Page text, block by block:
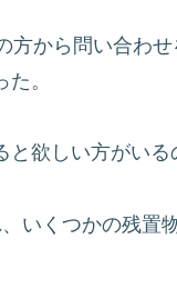
から問い合わ
。
欲しい方がいる
いくつかの残置